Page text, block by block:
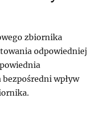
zbiornika
odpowiedniej
wpływ